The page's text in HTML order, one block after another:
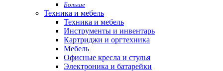
Больше
Техника и мебель
Техника и мебель
Инструменты и инвентарь
Картриджи и оргтехника
Мебель
Офисные кресла и стулья
Электроника и батарейки